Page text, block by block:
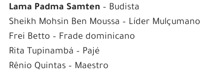
Lama Padma Samten – Budista
Sheikh Mohsin Ben Moussa – Líder Mulçumano
Frei Betto – Frade dominicano
Rita Tupinambá – Pajé
Rênio Quintas – Maestro